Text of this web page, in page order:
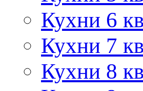
Кухни 6
Кухни 7
Кухни 8